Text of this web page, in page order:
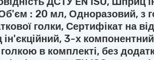
: 20 мл, Одноразовий, з
голки, Сертифікат на
3-х
в комплекті, без